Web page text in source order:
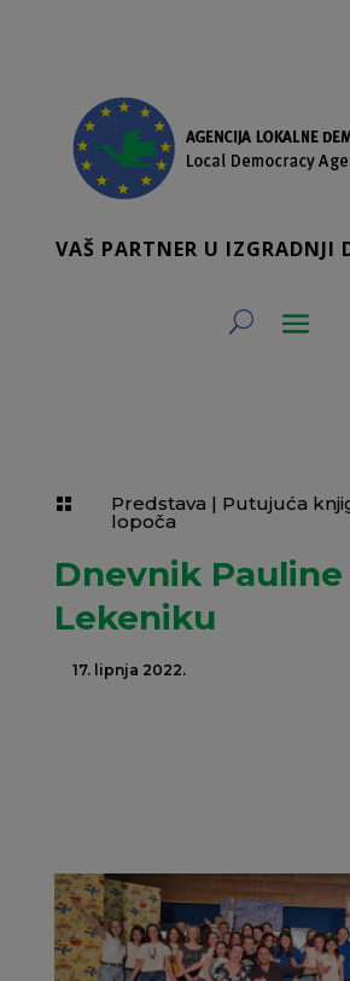
VAŠ PARTNER U IZGRADNJI
 Predstava | Putujuća
lopoča
Dnevnik Pauline
Lekeniku
17. lipnja 2022.